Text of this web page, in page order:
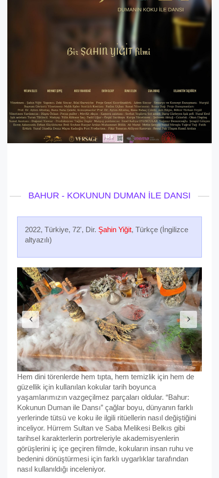
BAHUR - KOKUNUN DUMAN ILE DANSI
2022, Türkiye, 72', Dir. Şahin Yiğit, Türkçe (İngilizce
altyazılı)
Hem dini törenlerde hem tıpta, hem temizlik için hem de
güzellik için kullanılan kokular tarih boyunca
yaşamlarımızın vazgeçilmez parçaları oldular. “Bahur:
Kokunun Duman ile Dansı” çağlar boyu, dünyanın farklı
yerlerinde tütsü ve koku ile ilgili ritüellerin nasıl değiştiğini
inceliyor. Hürrem Sultan ve Saba Melikesi Belkıs gibi
tarihsel karakterlerin portreleriyle akademisyenlerin
görüşlerini iç içe geçiren filmde, kokuların insan ruhu ve
bedenini dönüştürmesi için farklı uygarlıklar tarafından
nasıl kullanıldığı inceleniyor.